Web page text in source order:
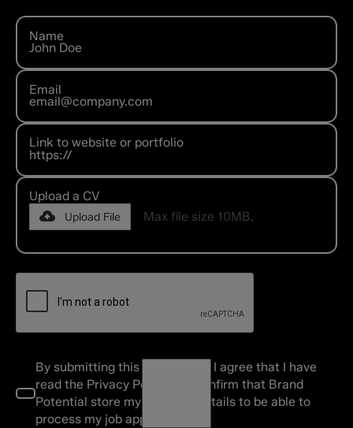
Name
Email
Link to website or portfolio
Upload a CV
Upload File Max file size 10MB.
By submitting this application, I agree that I have
read the Privacy Policy and confirm that Brand
Potential store my personal details to be able to
process my job application.